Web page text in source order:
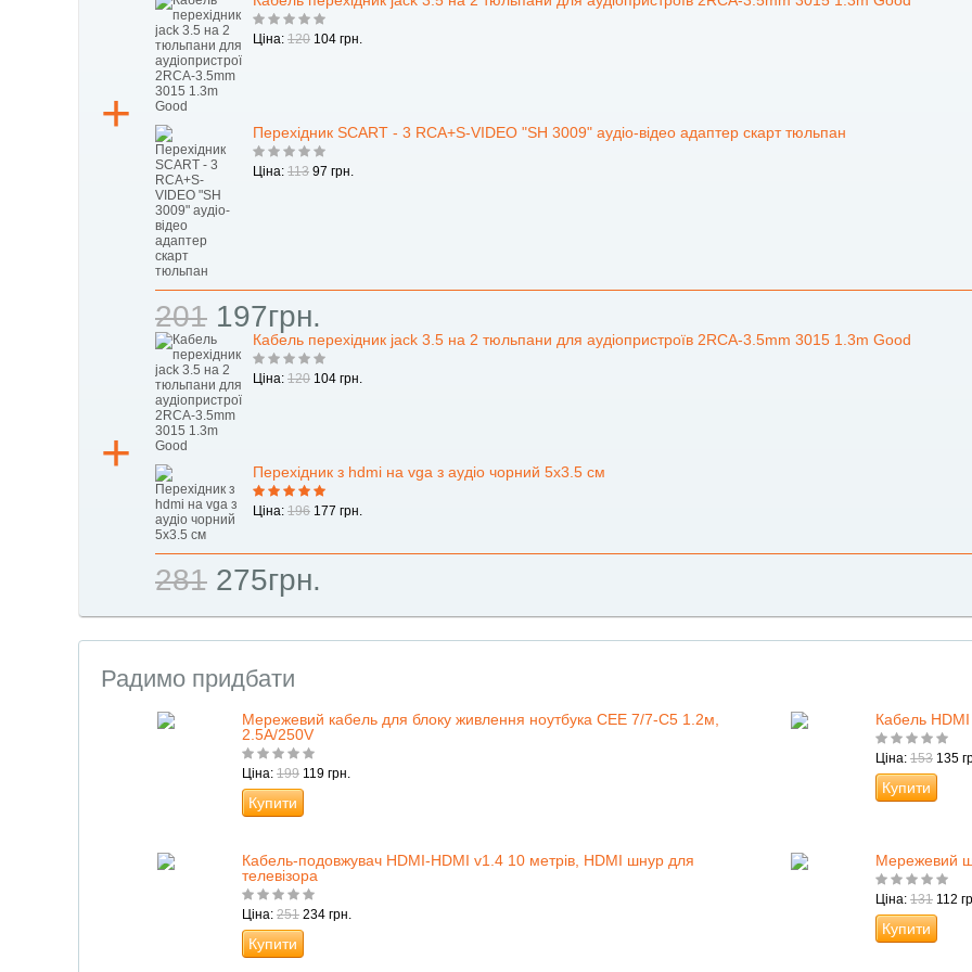
Ціна: 120 104 грн.
Перехідник SCART - 3 RCA+S-VIDEO "SH 3009" аудіо-відео адаптер скарт тюльпан
Ціна: 113 97 грн.
201 197грн.
Кабель перехідник jack 3.5 на 2 тюльпани для аудіопристроїв 2RCA-3.5mm 3015 1.3m Good
Ціна: 120 104 грн.
Перехідник з hdmi на vga з аудіо чорний 5х3.5 см
Ціна: 196 177 грн.
281 275грн.
Радимо придбати
Мережевий кабель для блоку живлення ноутбука CEE 7/7-C5 1.2м,
2.5А/250V
Ціна: 199 119 грн.
Купити
Кабель
Ціна: 153 135
Купити
Кабель-подовжувач HDMI-HDMI v1.4 10 метрів, HDMI шнур для
телевізора
Ціна: 251 234 грн.
Купити
Мережевий
Ціна: 131 112
Купити